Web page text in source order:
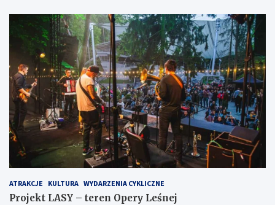
ATRAKCJE KULTURA WYDARZENIA CYKLICZNE
Projekt LASY – teren Opery Leśnej